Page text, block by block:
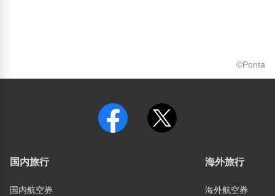
©Ponta
国内旅行
国内航空券
海外旅行
海外航空券